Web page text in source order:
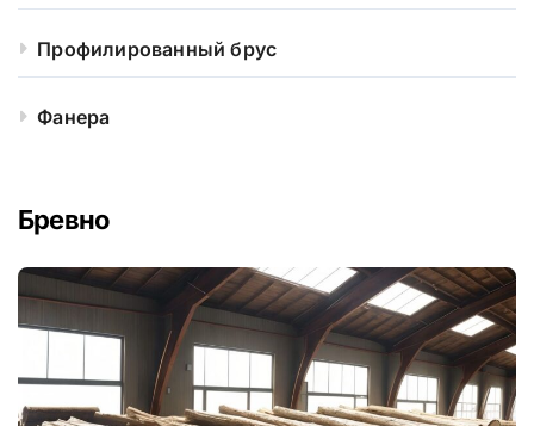
Профилированный брус
Фанера
Бревно